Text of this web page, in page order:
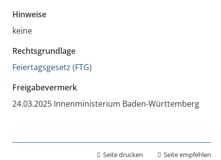
Hinweise
keine
Rechtsgrundlage
Feiertagsgesetz (FTG)
Freigabevermerk
24.03.2025 Innenministerium Baden-Württemberg
Seite drucken Seite empfehlen